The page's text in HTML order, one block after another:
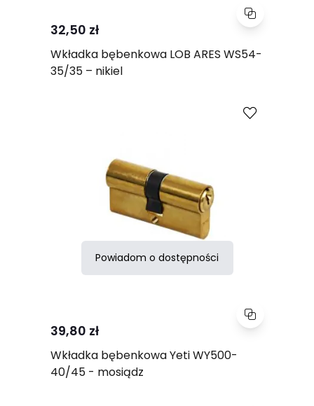
32,50 zł
Wkładka bębenkowa LOB ARES WS54-
35/35 – nikiel
Powiadom o dostępności
39,80 zł
Wkładka bębenkowa Yeti WY500-
40/45 - mosiądz